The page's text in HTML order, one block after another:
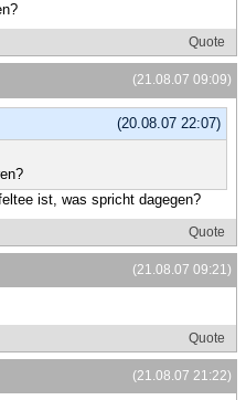
Quote
(21.08.07 09:09)
(20.08.07 22:07)
ist, was spricht dagegen?
Quote
(21.08.07 09:21)
Quote
(21.08.07 21:22)